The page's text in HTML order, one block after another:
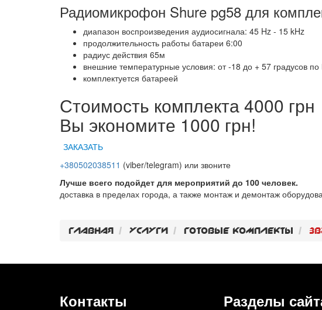
Радиомикрофон Shure pg58 для
диапазон воспроизведения аудиосигнала: 45 Hz - 15 kHz
продолжительность работы батареи 6:00
радиус действия 65м
внешние температурные условия: от -18 до + 57 градусов
комплектуется батареей
Стоимость комплекта 4000 грн
Вы экономите 1000 грн!
ЗАКАЗАТЬ
+380502038511 (viber/telegram) или звоните
Лучше всего подойдет для мероприятий до 100 человек.
доставка в пределах города, а также монтаж и демонтаж
Главная Услуги Готовые комплекты
Контакты Разделы